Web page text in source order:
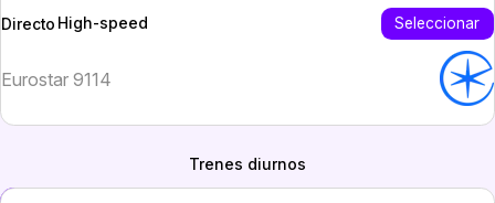
Directo High-speed Seleccionar
Eurostar 9114
Trenes diurnos